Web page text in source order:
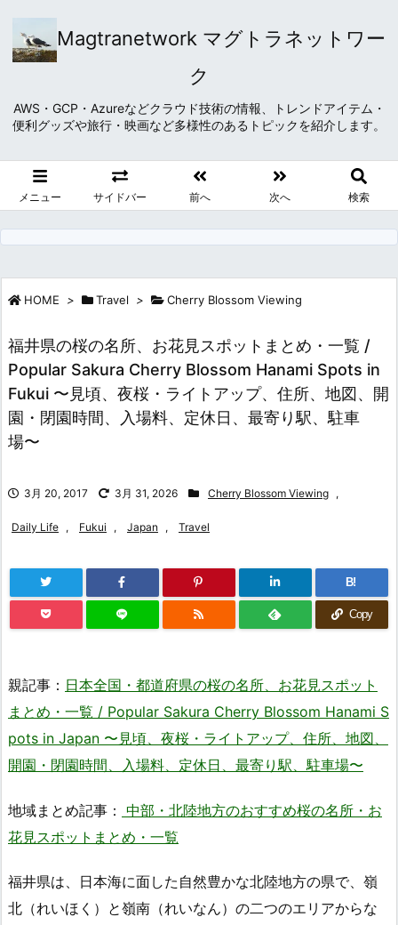
Magtranetwork マグトラネットワー
ク
AWS・GCP・Azureなどクラウド技術の情報、トレンドアイテム・
便利グッズや旅行・映画など多様性のあるトピックを紹介します。
メニュー サイドバー 前へ 次へ 検索
HOME > Travel > Cherry Blossom Viewing
福井県の桜の名所、お花見スポットまとめ・一覧 /
Popular Sakura Cherry Blossom Hanami Spots in
Fukui 〜見頃、夜桜・ライトアップ、住所、地図、開
園・閉園時間、入場料、定休日、最寄り駅、駐車
場〜
3月 20, 2017 3月 31, 2026 Cherry Blossom Viewing ,
Daily Life , Fukui , Japan , Travel
B!
Copy
親記事： 日本全国・都道府県の桜の名所、お花見スポット
まとめ・一覧 / Popular Sakura Cherry Blossom Hanami S
pots in Japan 〜見頃、夜桜・ライトアップ、住所、地図、
開園・閉園時間、入場料、定休日、最寄り駅、駐車場〜
地域まとめ記事： 中部・北陸地方のおすすめ桜の名所・お
花見スポットまとめ・一覧
福井県は、日本海に面した自然豊かな北陸地方の県で、嶺
北（れいほく）と嶺南（れいなん）の二つのエリアからな